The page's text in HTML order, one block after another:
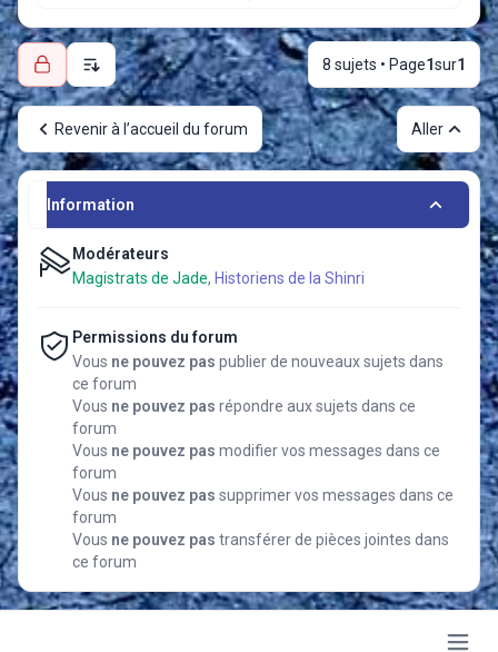
Options d’affichage et de tri
8 sujets • Page1sur1
Revenir à l’accueil du forum Aller
Information
Modérateurs
Magistrats de Jade, Historiens de la Shinri
Permissions du forum
Vous ne pouvez pas publier de nouveaux sujets dans
ce forum
Vous ne pouvez pas répondre aux sujets dans ce
forum
Vous ne pouvez pas modifier vos messages dans ce
forum
Vous ne pouvez pas supprimer vos messages dans ce
forum
Vous ne pouvez pas transférer de pièces jointes dans
ce forum